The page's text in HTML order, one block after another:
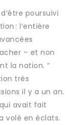
poursuivi
: l‘entière
– et non
la nation. “
très
il y a un an.
avait fait
volé en éclats.